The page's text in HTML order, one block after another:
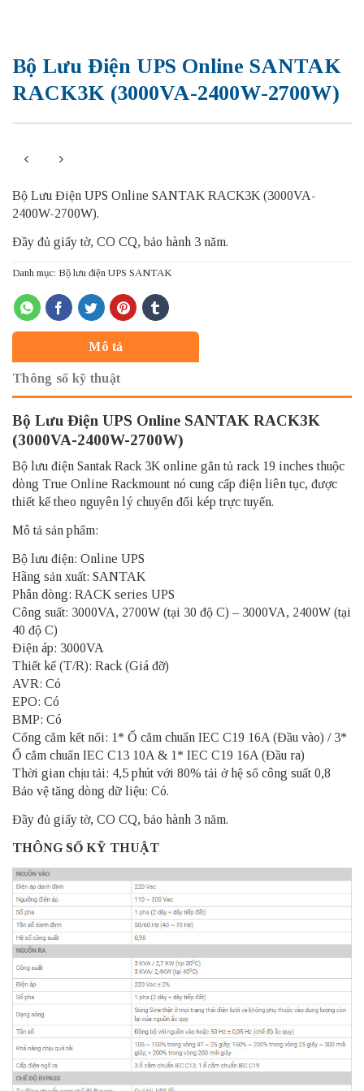
Bộ Lưu Điện UPS Online SANTAK
RACK3K (3000VA-2400W-2700W)
Bộ Lưu Điện UPS Online SANTAK RACK3K (3000VA-
2400W-2700W).
Đầy đủ giấy tờ, CO CQ, bảo hành 3 năm.
Danh mục: Bộ lưu điện UPS SANTAK
Mô tả
Thông số kỹ thuật
Bộ Lưu Điện UPS Online SANTAK RACK3K
(3000VA-2400W-2700W)
Bộ lưu điện Santak Rack 3K online gắn tủ rack 19 inches thuộc
dòng True Online Rackmount nó cung cấp điện liên tục, được
thiết kế theo nguyên lý chuyển đổi kép trực tuyến.
Mô tả sản phẩm:
Bộ lưu điện: Online UPS
Hãng sản xuất: SANTAK
Phân dòng: RACK series UPS
Công suất: 3000VA, 2700W (tại 30 độ C) – 3000VA, 2400W (tại
40 độ C)
Điện áp: 3000VA
Thiết kế (T/R): Rack (Giá đỡ)
AVR: Có
EPO: Có
BMP: Có
Cổng cắm kết nối: 1* Ổ cắm chuẩn IEC C19 16A (Đầu vào) / 3*
Ổ cắm chuẩn IEC C13 10A & 1* IEC C19 16A (Đầu ra)
Thời gian chịu tải: 4,5 phút với 80% tải ở hệ số công suất 0,8
Bảo vệ tăng dòng dữ liệu: Có.
Đầy đủ giấy tờ, CO CQ, bảo hành 3 năm.
THÔNG SỐ KỸ THUẬT